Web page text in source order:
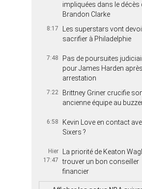
impliquées dans le décès
Brandon Clarke
8:17
Les superstars vont
sacrifier à Philadelphie
7:48
Pas de poursuites
pour James Harden
arrestation
7:22
Brittney Griner crucifie
ancienne équipe au
6:58
Kevin Love en contact
Sixers ?
Hier
17:47
La priorité de Keaton
trouver un bon conseiller
financier